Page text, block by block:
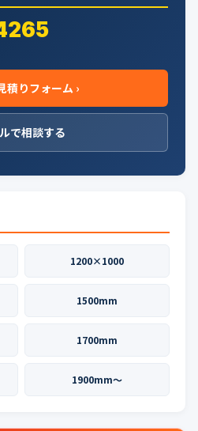
積りフォーム ›
で相談する
1200×1000
1500mm
1700mm
1900mm〜